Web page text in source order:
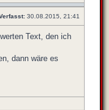
30.08.2015, 21:41
Text, den ich
dann wäre es